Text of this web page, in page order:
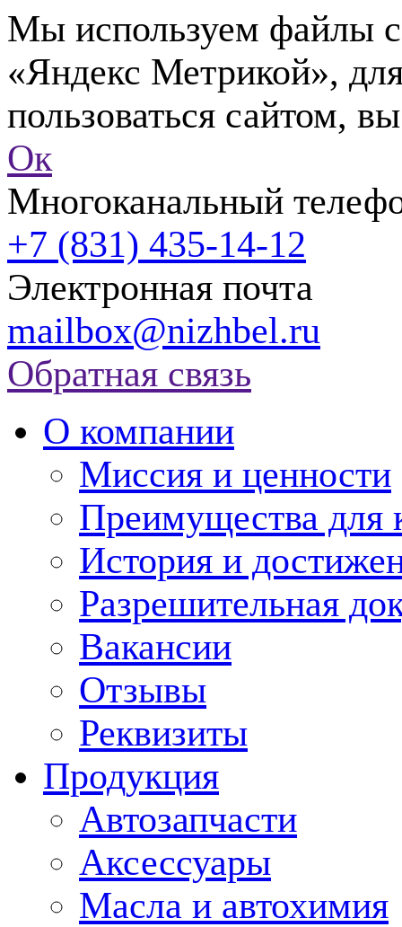
Мы используем файлы
«Яндекс Метрикой»,
пользоваться сайтом,
Ок
Многоканальный
+7 (831) 435-14-12
Электронная почта
mailbox@nizhbel.ru
Обратная связь
О компании
Миссия и ценности
Преимущества для
История и
Разрешительная
Вакансии
Отзывы
Реквизиты
Продукция
Автозапчасти
Аксессуары
Масла и автохимия